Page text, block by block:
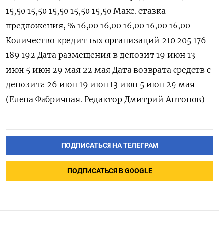
15,50 15,50 15,50 15,50 15,50 Макс. ставка
предложения, % 16,00 16,00 16,00 16,00 16,00
Количество кредитных организаций 210 205 176
189 192 Дата размещения в депозит 19 июн 13
июн 5 июн 29 мая 22 мая Дата возврата средств с
депозита 26 июн 19 июн 13 июн 5 июн 29 мая
(Елена Фабричная. Редактор Дмитрий Антонов)
ПОДПИСАТЬСЯ НА ТЕЛЕГРАМ
ПОДПИСАТЬСЯ В GOOGLE